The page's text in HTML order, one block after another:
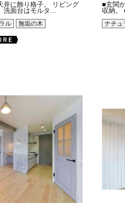
井に飾り格子。 リビング
洗面台はモルタ...
ル 無垢の木
■玄関
収納。
ナチュ